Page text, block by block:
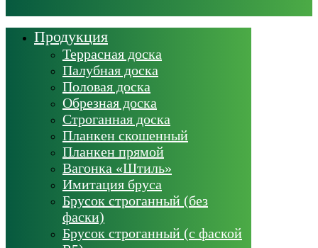
Продукция
Террасная доска
Палубная доска
Половая доска
Обрезная доска
Строганная доска
Планкен скошенный
Планкен прямой
Вагонка «Штиль»
Имитация бруса
Брусок строганный (без
фаски)
Брусок строганный (с фаской